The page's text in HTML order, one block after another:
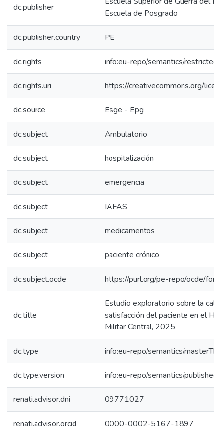
dc.publisher
Escuela de Posgrado
dc.publisher.country PE
dc.rights info:eu-repo/semantics/
dc.rights.uri https://creativecommons.org/
dc.source Esge - Epg
dc.subject Ambulatorio
dc.subject hospitalización
dc.subject emergencia
dc.subject IAFAS
dc.subject medicamentos
dc.subject paciente crónico
dc.subject.ocde https://purl.org/pe-repo/ocde/
dc.title
Estudio exploratorio sobre la
satisfacción del paciente en el
Militar Central, 2025
dc.type info:eu-repo/semantics/
dc.type.version info:eu-repo/semantics/
renati.advisor.dni 09771027
renati.advisor.orcid 0000-0002-5167-1897